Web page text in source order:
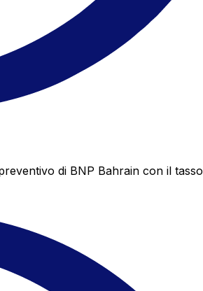
di BNP Bahrain con il